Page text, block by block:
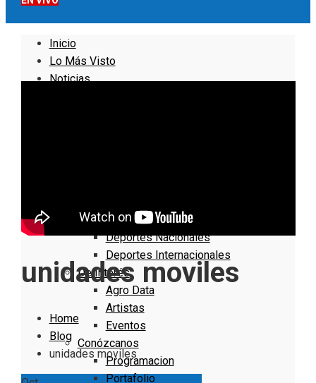
Inicio
Lo Más Visto
Noticias
Deportes Locales
Deportes Nacionales
Deportes Internacionales
De Interés
Agro Data
Artistas
Eventos
Conózcanos
Programacion
Portafolio
unidades moviles
Home
Blog
unidades moviles